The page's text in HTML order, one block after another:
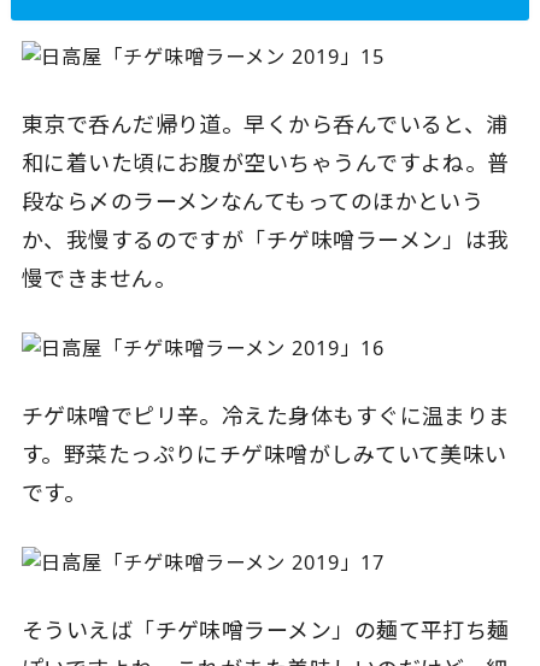
東京で呑んだ帰り道。早くから呑んでいると、浦
和に着いた頃にお腹が空いちゃうんですよね。普
段なら〆のラーメンなんてもってのほかという
か、我慢するのですが「チゲ味噌ラーメン」は我
慢できません。
チゲ味噌でピリ辛。冷えた身体もすぐに温まりま
す。野菜たっぷりにチゲ味噌がしみていて美味い
です。
そういえば「チゲ味噌ラーメン」の麺て平打ち麺